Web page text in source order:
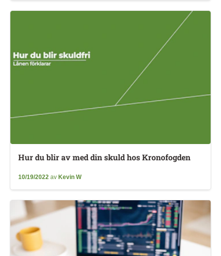
Hur du blir av med din skuld hos Kronofogden
10/19/2022 av Kevin W